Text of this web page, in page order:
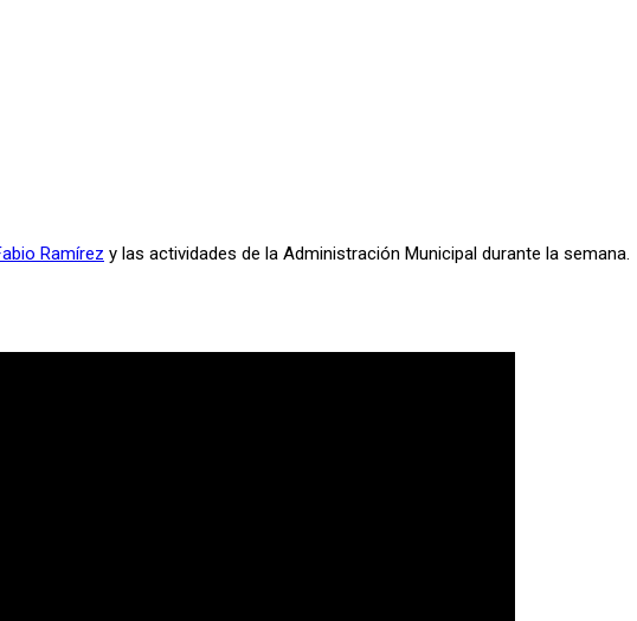
Ramírez y las actividades de la Administración Municipal durante la semana.